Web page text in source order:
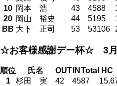
10 岡本 浩 43 4588
20 岡山 裕史 44 5195
BB 大下 正司 53 53106
☆お客様感謝デー杯☆ 3月
順位 氏名 OUT IN Total HC
1
杉田 実 42 4587 15.6